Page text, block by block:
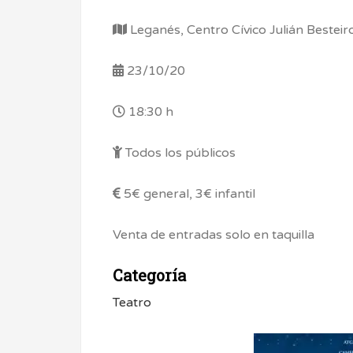
Leganés, Centro Cívico Julián
23/10/20
18:30 h
Todos los públicos
5€ general, 3€ infantil
Venta de entradas solo en taquilla
Categoría
Teatro